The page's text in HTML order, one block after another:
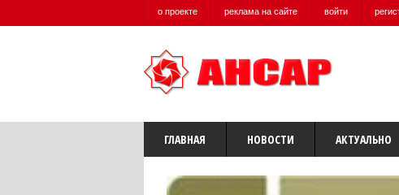
о проекте реклама на сайте войти
ГЛАВНАЯ НОВОСТИ АКТУАЛЬНО